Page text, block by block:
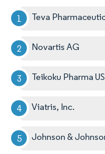
Teva
Novartis AG
Teikoku Pharma
Viatris, Inc.
Johnson &